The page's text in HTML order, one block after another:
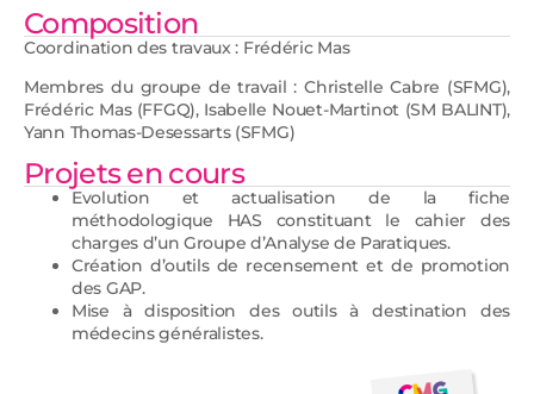
Composition
Coordination des travaux : Frédéric Mas
Membres du groupe de travail : Christelle Cabre (SFMG),
Frédéric Mas (FFGQ), Isabelle Nouet-Martinot (SM BALINT),
Yann Thomas-Desessarts (SFMG)
Projets en cours
Evolution et actualisation de la fiche
méthodologique HAS constituant le cahier des
charges d’un Groupe d’Analyse de Paratiques.
Création d’outils de recensement et de promotion
des GAP.
Mise à disposition des outils à destination des
médecins généralistes.